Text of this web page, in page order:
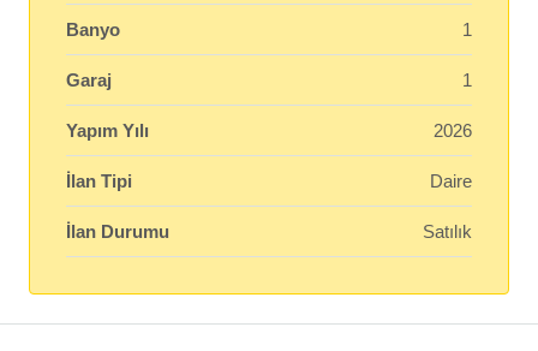
Banyo 1
Garaj 1
Yapım Yılı 2026
İlan Tipi Daire
İlan Durumu Satılık